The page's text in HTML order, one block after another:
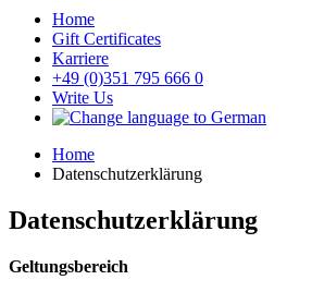
Home
Gift Certificates
Karriere
+49 (0)351 795 666 0
Write Us
Home
Datenschutzerklärung
Datenschutzerklärung
Geltungsbereich